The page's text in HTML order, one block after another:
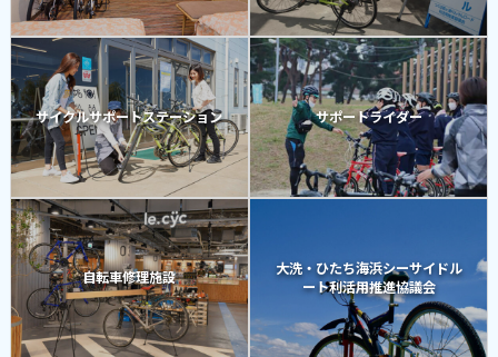
サイクルサポートステーション サポートライダー
自転車修理施設
大洗・ひたち海浜シーサイドル
ート利活用推進協議会